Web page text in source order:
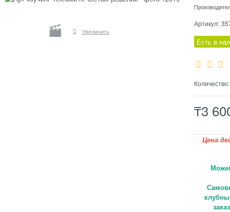
Увеличить
Артикул:
Есть в
Количество:
₸3
Цена
Можем